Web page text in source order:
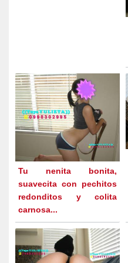
Tu nenita bonita,
suavecita con pechitos
redonditos y colita
carnosa...